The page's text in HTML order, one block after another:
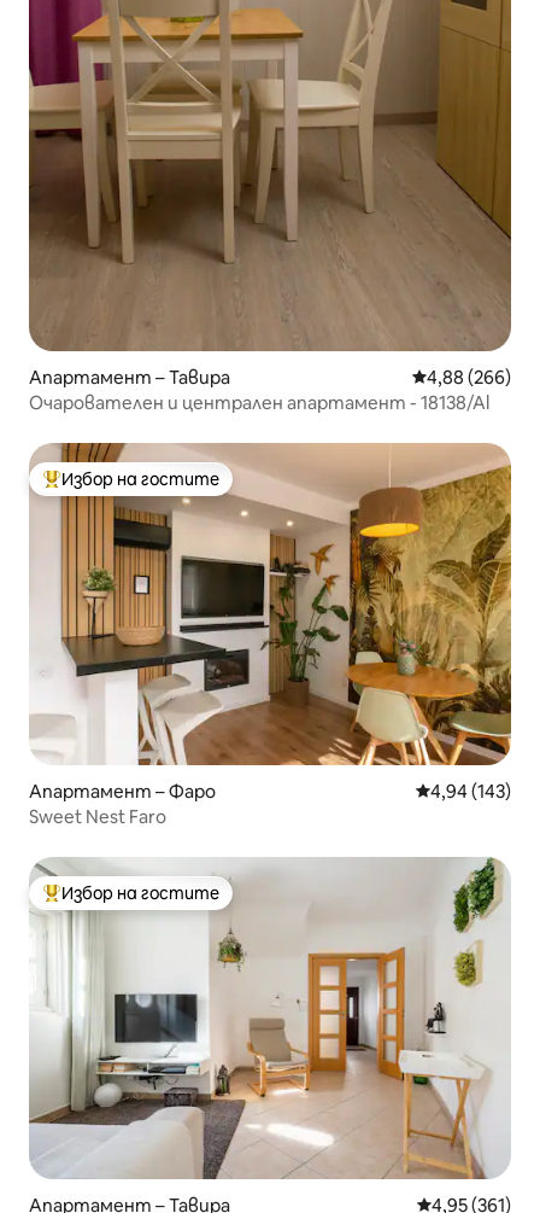
Апартамент – Тавира Средна
4,88 (266)
Очарователен и централен апартамент - 18138/Al
Най-популярен избор на гостите
Избор на гостите
Апартамент – Фаро Средна
4,94 (143)
Sweet Nest Faro
Най-популярен избор на гостите
Избор на гостите
Апартамент – Тавира Средна
4,95 (361)